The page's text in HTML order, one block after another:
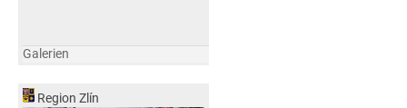
Galerien
Region Zlín